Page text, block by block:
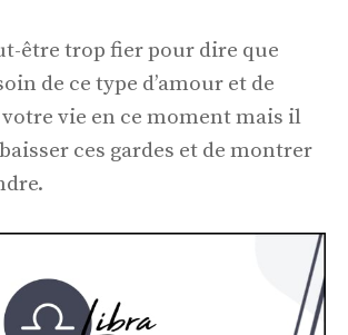
être trop fier pour dire que
de ce type d’amour et de
vie en ce moment mais il
ces gardes et de montrer